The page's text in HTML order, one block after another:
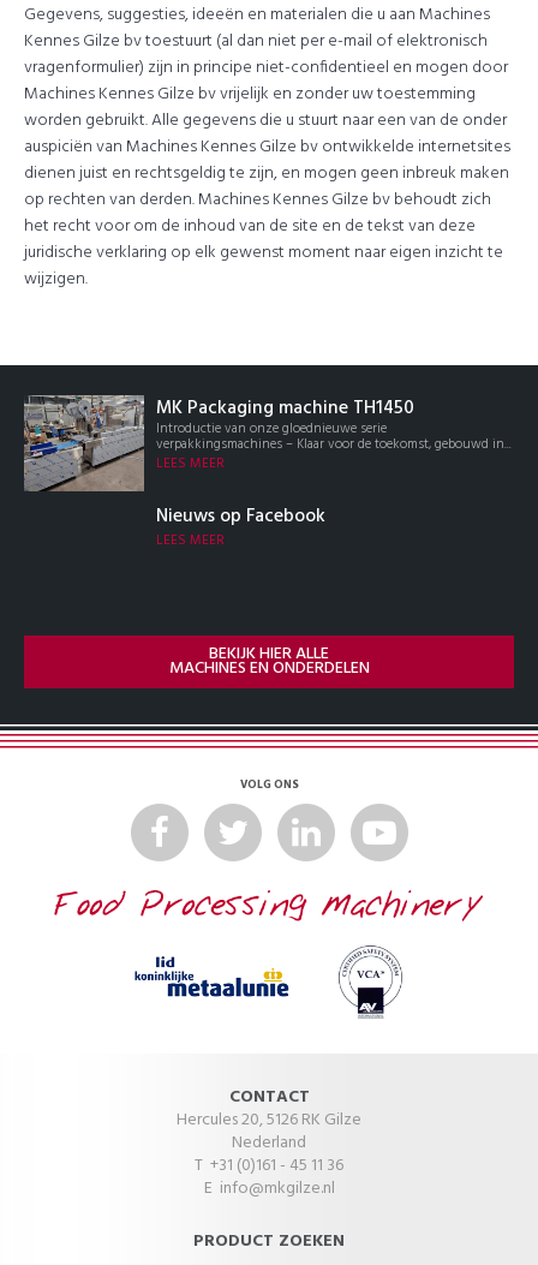
Gegevens, suggesties, ideeën en materialen die u aan Machines
Kennes Gilze bv toestuurt (al dan niet per e-mail of elektronisch
vragenformulier) zijn in principe niet-confidentieel en mogen door
Machines Kennes Gilze bv vrijelijk en zonder uw toestemming
worden gebruikt. Alle gegevens die u stuurt naar een van de onder
auspiciën van Machines Kennes Gilze bv ontwikkelde internetsites
dienen juist en rechtsgeldig te zijn, en mogen geen inbreuk maken
op rechten van derden. Machines Kennes Gilze bv behoudt zich
het recht voor om de inhoud van de site en de tekst van deze
juridische verklaring op elk gewenst moment naar eigen inzicht te
wijzigen.
MK Packaging machine TH1450
Introductie van onze gloednieuwe serie
verpakkingsmachines – Klaar voor de toekomst, gebouwd in...
LEES MEER
Nieuws op Facebook
LEES MEER
BEKIJK HIER ALLE
MACHINES EN ONDERDELEN
VOLG ONS
CONTACT
Hercules 20, 5126 RK Gilze
Nederland
T +31 (0)161 - 45 11 36
E info@mkgilze.nl
PRODUCT ZOEKEN